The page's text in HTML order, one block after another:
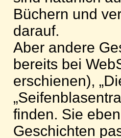
Büchern und
darauf.
Aber andere
bereits bei
erschienen),
finden. Sie
Geschichten